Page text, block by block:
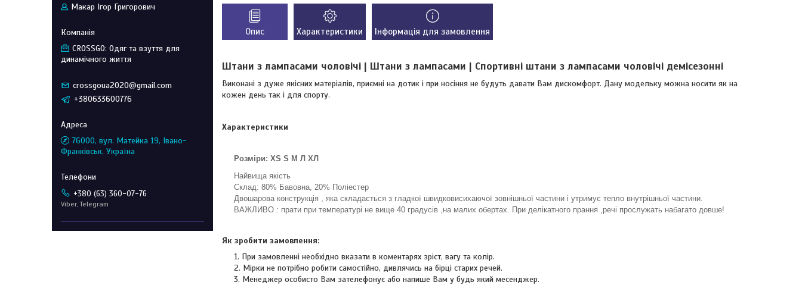
Опис Характеристики Інформація для замовлення
Штани з лампасами чоловічі | Штани з лампасами | Спортивні штани з лампасами чоловічі демісезонні
Виконані з дуже якісних матеріалів, приємні на дотик і при носіння не будуть давати Вам дискомфорт. Дану модельку можна носити як на
кожен день так і для спорту.
Характеристики
Розміри: XS S М Л ХЛ
Найвища якість
Склад: 80% Бавовна, 20% Поліестер
Двошарова конструкція , яка складається з гладкої швидковисихаючої зовнішньої частини і утримує тепло внутрішньої частини.
ВАЖЛИВО : прати при температурі не вище 40 градусів ,на малих обертах. При делікатного прання ,речі прослужать набагато довше!
Як зробити замовлення:
При замовленні необхідно вказати в коментарях зріст, вагу та колір.
Мірки не потрібно робити самостійно, дивлячись на бірці старих речей.
Менеджер особисто Вам зателефонує або напише Вам у будь який месенджер.
Макар Ігор Григорович
CROSSGO: Одяг та взуття для
динамічного життя
crossgoua2020@gmail.com
+380633600776
76000, вул. Матейка 19, Івано-
Франківськ, Україна
+380 (63) 360-07-76
Viber, Telegram